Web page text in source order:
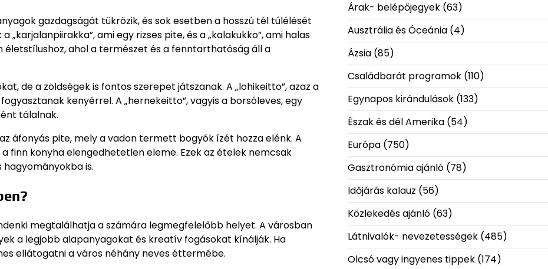
gazdagságát tükrözik, és sok esetben a hosszú tél túlélését
ami egy rizses pite, és a „kalakukko”, ami halas
életstílushoz, ahol a természet és a fenntarthatóság áll a
de a zöldségek is fontos szerepet játszanak. A „lohikeitto”, azaz a
kenyérrel. A „hernekeitto”, vagyis a borsóleves, egy
tálalnak.
áfonyás pite, mely a vadon termett bogyók ízét hozza elénk. A
finn konyha elengedhetetlen eleme. Ezek az ételek nemcsak
is.
megtalálhatja a számára legmegfelelőbb helyet. A városban
a legjobb alapanyagokat és kreatív fogásokat kínálják. Ha
ellátogatni a város néhány neves éttermébe.
Árak- belépőjegyek(63)
Ausztrália és Óceánia(4)
Ázsia(85)
Családbarát programok(110)
Egynapos kirándulások(133)
Észak és dél Amerika(54)
Európa(750)
Gasztronómia ajánló(78)
Időjárás kalauz (56)
Közlekedés ajánló(63)
Látnivalók- nevezetességek(485)
Olcsó vagy ingyenes tippek(174)